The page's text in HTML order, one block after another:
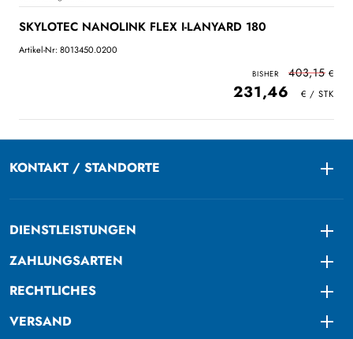
SKYLOTEC NANOLINK FLEX I-LANYARD 180
Artikel-Nr: 8013450.0200
403,15
231,46
KONTAKT / STANDORTE
DIENSTLEISTUNGEN
ZAHLUNGSARTEN
RECHTLICHES
VERSAND